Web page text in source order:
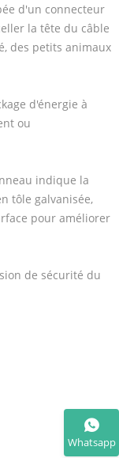
d'un connecteur
la tête du câble
des petits animaux
d'énergie à
ou
indique la
tôle galvanisée,
pour améliorer
de sécurité du
Whatsapp